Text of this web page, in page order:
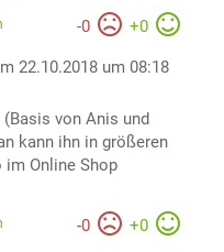
-0 +0
22.10.2018 um 08:18
von Anis und
kann ihn in größeren
im Online Shop
-0 +0